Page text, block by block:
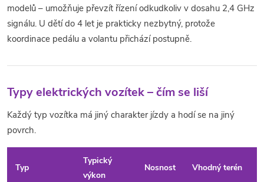
modelů – umožňuje převzít řízení odkudkoliv v dosahu 2,4 GHz
signálu. U dětí do 4 let je prakticky nezbytný, protože
koordinace pedálu a volantu přichází postupně.
Typy elektrických vozítek – čím se liší
Každý typ vozítka má jiný charakter jízdy a hodí se na jiný
povrch.
Typ
Typický
výkon
Nosnost Vhodný terén